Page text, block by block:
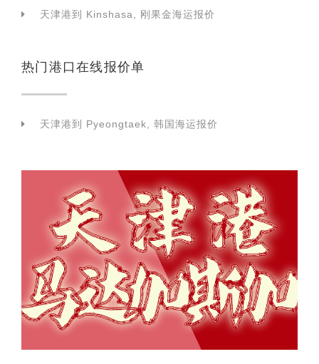
天津港到 Kinshasa, 刚果金海运报价
热门港口在线报价单
天津港到 Pyeongtaek, 韩国海运报价